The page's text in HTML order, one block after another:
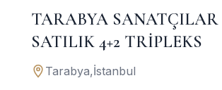
TARABYA SANATÇILAR
SATILIK 4+2 TRİPLEKS
Tarabya,İstanbul